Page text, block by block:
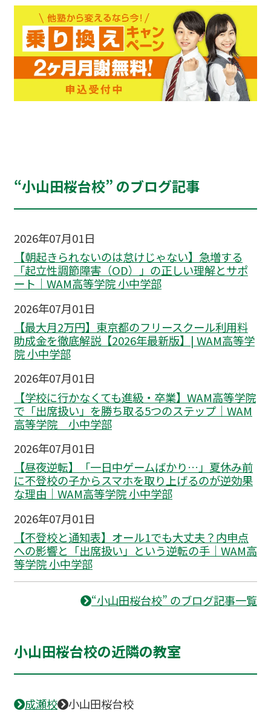
“小山田桜台校” のブログ記事
2026年07月01日
【朝起きられないのは怠けじゃない】急増する
「起立性調節障害（OD）」の正しい理解とサポ
ート｜WAM高等学院 小中学部
2026年07月01日
【最大月2万円】東京都のフリースクール利用料
助成金を徹底解説【2026年最新版】| WAM高等学
院 小中学部
2026年07月01日
【学校に行かなくても進級・卒業】WAM高等学院
で「出席扱い」を勝ち取る5つのステップ｜WAM
高等学院 小中学部
2026年07月01日
【昼夜逆転】「一日中ゲームばかり…」夏休み前
に不登校の子からスマホを取り上げるのが逆効果
な理由｜WAM高等学院 小中学部
2026年07月01日
【不登校と通知表】オール1でも大丈夫？内申点
への影響と「出席扱い」という逆転の手｜WAM高
等学院 小中学部
“小山田桜台校” のブログ記事一覧
小山田桜台校の近隣の教室
成瀬校 小山田桜台校